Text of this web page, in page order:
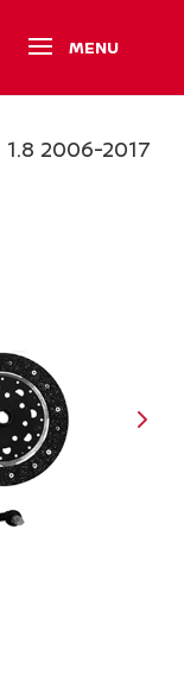
1.8 2006-2017